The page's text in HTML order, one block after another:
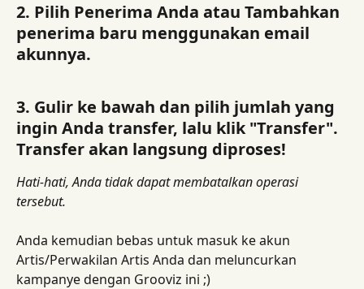
2. Pilih Penerima Anda atau Tambahkan
penerima baru menggunakan email
akunnya.
3. Gulir ke bawah dan pilih jumlah yang
ingin Anda transfer, lalu klik "Transfer".
Transfer akan langsung diproses!
Hati-hati, Anda tidak dapat membatalkan operasi
tersebut.
Anda kemudian bebas untuk masuk ke akun
Artis/Perwakilan Artis Anda dan meluncurkan
kampanye dengan Grooviz ini ;)